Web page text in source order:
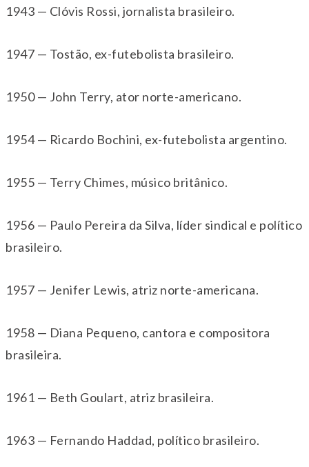
1943 — Clóvis Rossi, jornalista brasileiro.
1947 — Tostão, ex-futebolista brasileiro.
1950 — John Terry, ator norte-americano.
1954 — Ricardo Bochini, ex-futebolista argentino.
1955 — Terry Chimes, músico britânico.
1956 — Paulo Pereira da Silva, líder sindical e político
brasileiro.
1957 — Jenifer Lewis, atriz norte-americana.
1958 — Diana Pequeno, cantora e compositora
brasileira.
1961 — Beth Goulart, atriz brasileira.
1963 — Fernando Haddad, político brasileiro.